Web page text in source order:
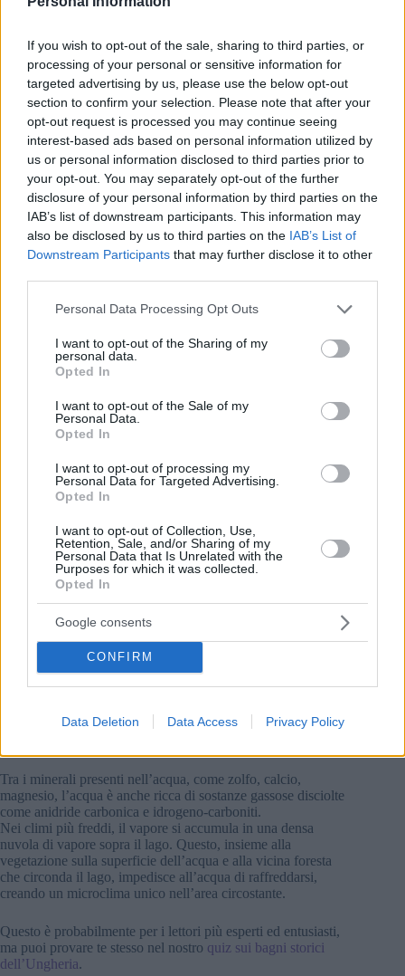
If you wish to opt-out of the sale, sharing to third parties, or
processing of your personal or sensitive information for
targeted advertising by us, please use the below opt-out
section to confirm your selection. Please note that after your
opt-out request is processed you may continue seeing
interest-based ads based on personal information utilized by
us or personal information disclosed to third parties prior to
your opt-out. You may separately opt-out of the further
disclosure of your personal information by third parties on the
IAB’s list of downstream participants. This information may
also be disclosed by us to third parties on the IAB’s List of
Downstream Participants that may further disclose it to other
Please note that this website/app uses one or more Google
not limited to your visit or usage behaviour. You may click to
grant or deny consent to Google and its third-party tags to
use your data for below specified purposes in below Google
consent section.
Personal Data Processing Opt Outs
I want to opt-out of the Sharing of my
personal data.
Opted In
I want to opt-out of the Sale of my
Personal Data.
Opted In
I want to opt-out of processing my
Personal Data for Targeted Advertising.
Opted In
I want to opt-out of Collection, Use,
Retention, Sale, and/or Sharing of my
Personal Data that Is Unrelated with the
Purposes for which it was collected.
Opted In
Google consents
CONFIRM
Data Deletion Data Access Privacy Policy
Medioevo
La prima fonte ungherese su questo luogo unico è originaria
dell’era Angiò.
La prima iterazione del lago come struttura sanitaria venne dal
proprietario terriero della regione, il conte György Festetics,
che nel 1795 impiegò ingegneri per scavare il lago e eresse
uno stabilimento balneare sulla riva del lago.
Sebbene alcune costruzioni più grandi siano iniziate nel 19
secolo, il vero sviluppo del lago è stato avviato all’inizio del
secolo in cui alberghi, spiagge e bagni per bambini sono
stati costruiti insieme a sempre più case vacanza private.
termale, nel sito è stato costruito un ospedale e le terapie
Il lago è sostenuto da diverse sorgenti termali, che
provengono dalla grotta profonda 38 m sotto il lago, dove i
minerali sono disciolti nell’acqua La perfetta acqua di 38,5
gradi Celsius è il risultato della miscelazione delle sorgenti di
più fredde Pertanto, la temperatura dell’acqua è anche in tutto
Tra i minerali presenti nell’acqua, come zolfo, calcio,
magnesio, l’acqua è anche ricca di sostanze gassose disciolte
come anidride carbonica e idrogeno-carboniti.
Nei climi più freddi, il vapore si accumula in una densa
nuvola di vapore sopra il lago. Questo, insieme alla
vegetazione sulla superficie dell’acqua e alla vicina foresta
che circonda il lago, impedisce all’acqua di raffreddarsi,
creando un microclima unico nell’area circostante.
Questo è probabilmente per i lettori più esperti ed entusiasti,
ma puoi provare te stesso nel nostro quiz sui bagni storici
dell’Ungheria.